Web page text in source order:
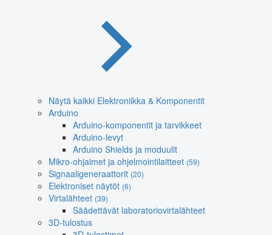
Näytä kaikki Elektroniikka & Komponentit
Arduino
Arduino-komponentit ja tarvikkeet
Arduino-levyt
Arduino Shields ja moduulit
Mikro-ohjaimet ja ohjelmointilaitteet (59)
Signaaligeneraattorit (20)
Elektroniset näytöt (6)
Virtalähteet (39)
Säädettävät laboratoriovirtalähteet
3D-tulostus